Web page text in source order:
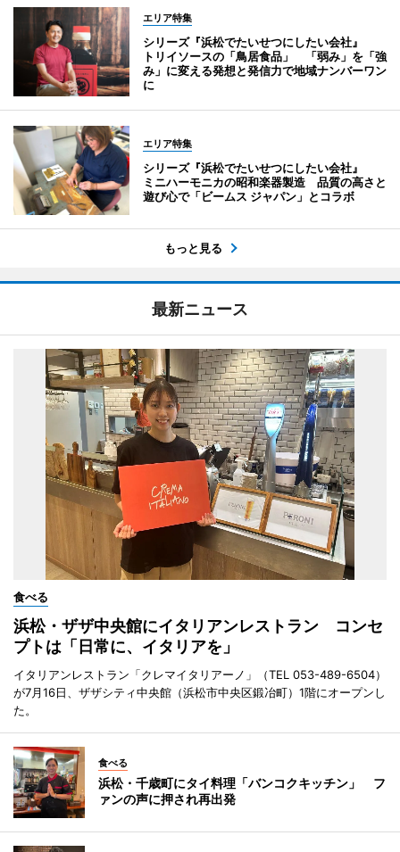
エリア特集
シリーズ『浜松でたいせつにしたい会社』
トリイソースの「鳥居食品」 「弱み」を「強
み」に変える発想と発信力で地域ナンバーワン
に
エリア特集
シリーズ『浜松でたいせつにしたい会社』
ミニハーモニカの昭和楽器製造 品質の高さと
遊び心で「ビームス ジャパン」とコラボ
もっと見る
最新ニュース
食べる
浜松・ザザ中央館にイタリアンレストラン コンセ
プトは「日常に、イタリアを」
イタリアンレストラン「クレマイタリアーノ」（TEL 053-489-6504）
が7月16日、ザザシティ中央館（浜松市中央区鍛冶町）1階にオープンし
た。
食べる
浜松・千歳町にタイ料理「バンコクキッチン」 フ
ァンの声に押され再出発